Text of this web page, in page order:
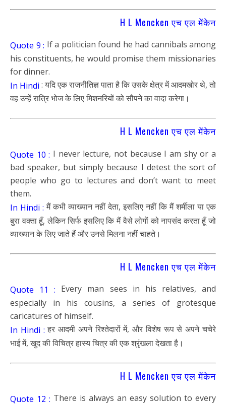
H L Mencken एच एल मेंकेन
Quote 9 : If a politician found he had cannibals among
his constituents, he would promise them missionaries
for dinner.
In Hindi : यदि एक राजनीतिज्ञ पाता है कि उसके क्षेत्र में आदमखोर थे, तो
वह उन्हें रात्रि भोज के लिए मिशनरियों को सौपने का वादा करेगा।
H L Mencken एच एल मेंकेन
Quote 10 : I never lecture, not because I am shy or a
bad speaker, but simply because I detest the sort of
people who go to lectures and don’t want to meet
them.
In Hindi : मैं कभी व्याख्यान नहीं देता, इसलिए नहीं कि मैं शर्मीला या एक
बुरा वक्ता हूँ, लेकिन सिर्फ इसलिए कि मैं वैसे लोगों को नापसंद करता हूँ जो
व्याख्यान के लिए जाते हैं और उनसे मिलना नहीं चाहते।
H L Mencken एच एल मेंकेन
Quote 11 : Every man sees in his relatives, and
especially in his cousins, a series of grotesque
caricatures of himself.
In Hindi : हर आदमी अपने रिश्तेदारों में, और विशेष रूप से अपने चचेरे
भाई में, खुद की विचित्र हास्य चित्र की एक श्रृंखला देखता है।
H L Mencken एच एल मेंकेन
Quote 12 : There is always an easy solution to every